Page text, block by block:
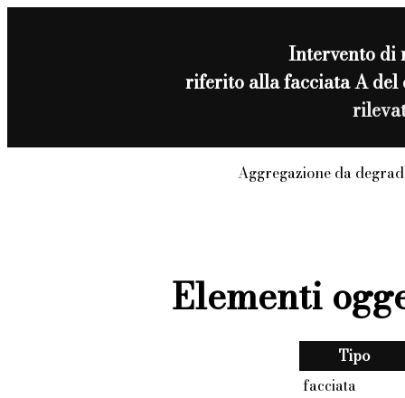
Intervento di
riferito alla facciata A del
Aggregazione da
Elementi
Tipo
facciata